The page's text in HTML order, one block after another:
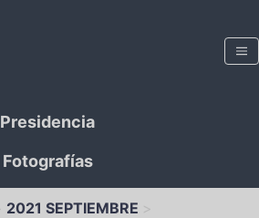
Presidencia
Fotografías
2021 SEPTIEMBRE